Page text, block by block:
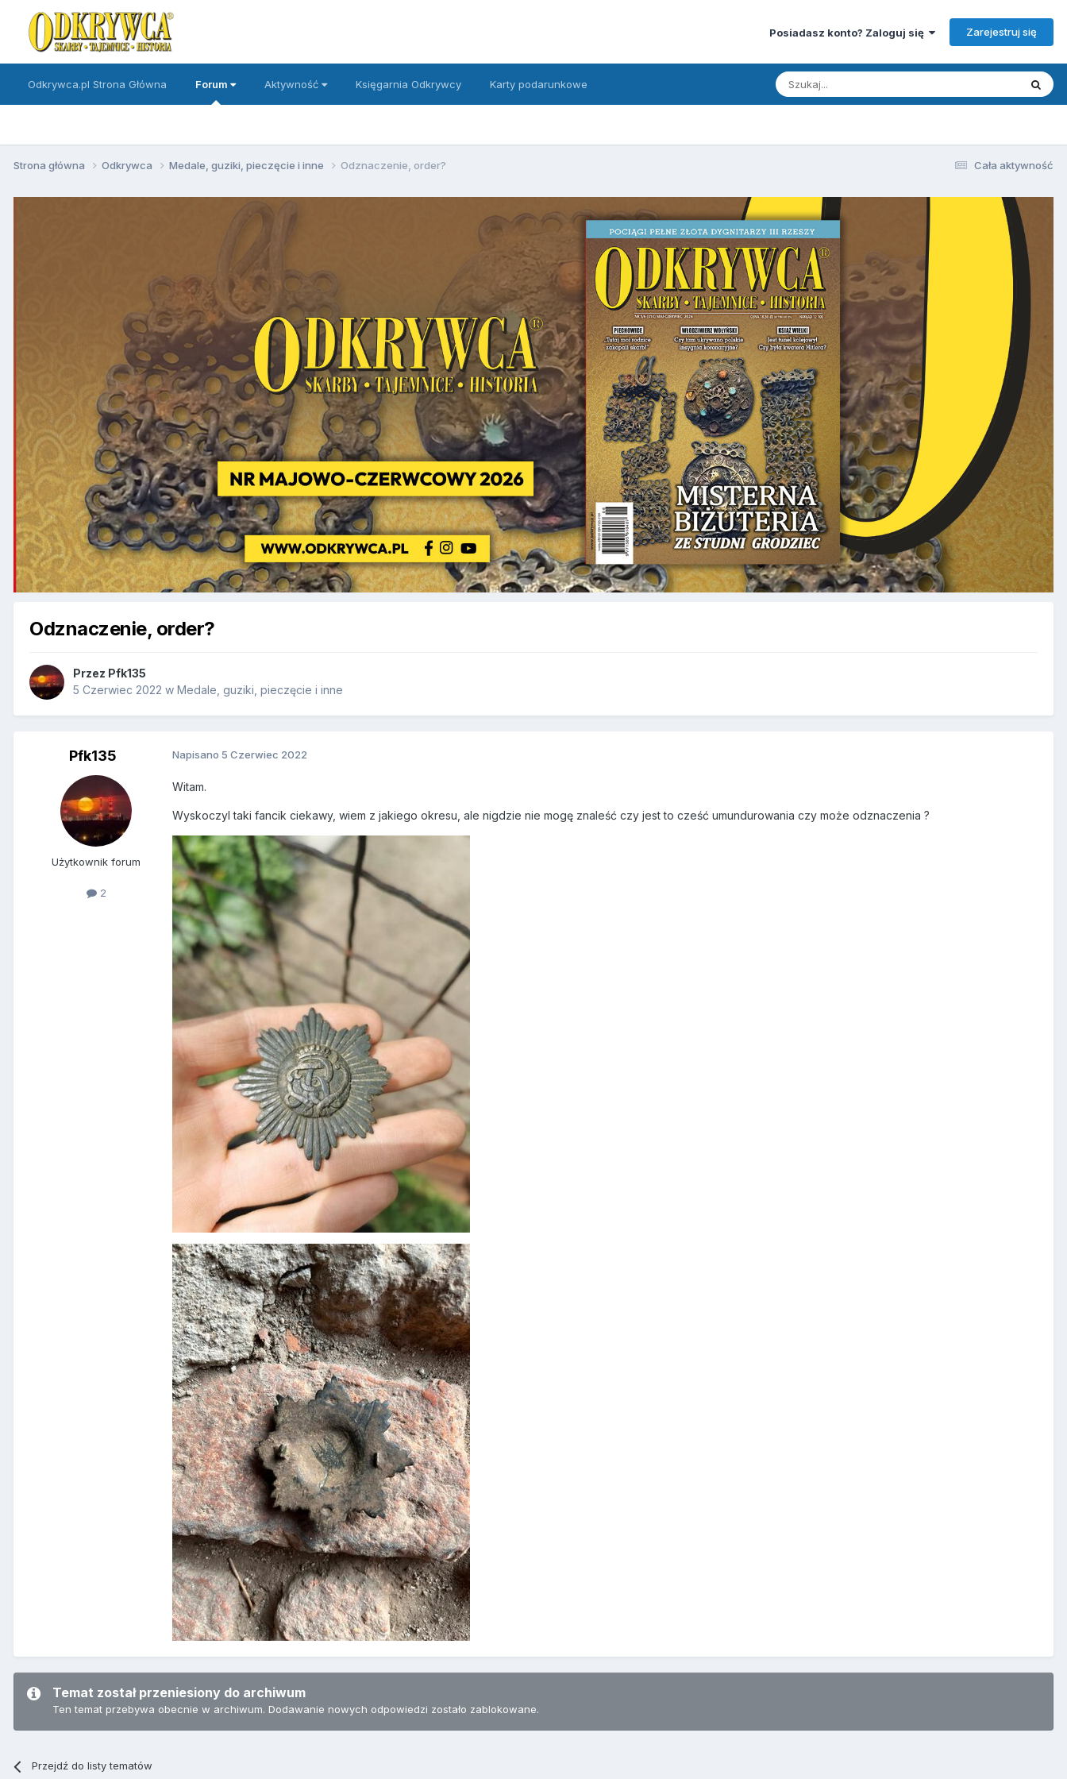
Posiadasz konto? Zaloguj się Zarejestruj się
Odkrywca.pl Strona Główna Forum Aktywność Księgarnia Odkrywcy Karty podarunkowe
Cała aktywność
Strona główna Odkrywca Medale, guziki, pieczęcie i inne Odznaczenie, order?
Odznaczenie, order?
Przez Pfk135
5 Czerwiec 2022 w Medale, guziki, pieczęcie i inne
Pfk135
Użytkownik forum
2
Napisano 5 Czerwiec 2022
Witam.
Wyskoczyl taki fancik ciekawy, wiem z jakiego okresu, ale nigdzie nie mogę znaleść czy jest to cześć umundurowania czy może odznaczenia ?
Temat został przeniesiony do archiwum
Ten temat przebywa obecnie w archiwum. Dodawanie nowych odpowiedzi zostało zablokowane.
Przejdź do listy tematów